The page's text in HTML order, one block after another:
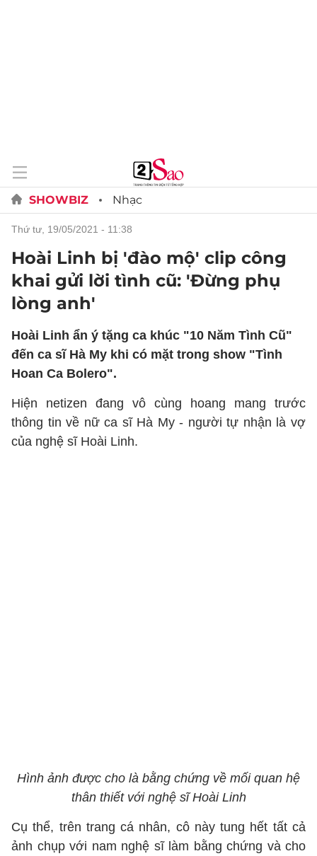
SHOWBIZ Nhạc
thứ tư, 19/05/2021 - 11:38
Hoài Linh bị 'đào mộ' clip công
khai gửi lời tình cũ: 'Đừng phụ
lòng anh'
Hoài Linh ẩn ý tặng ca khúc "10 Năm Tình Cũ"
đến ca sĩ Hà My khi có mặt trong show "Tình
Hoan Ca Bolero".
Hiện netizen đang vô cùng hoang mang trước
thông tin về nữ ca sĩ Hà My - người tự nhận là vợ
của nghệ sĩ Hoài Linh.
Hình ảnh được cho là bằng chứng về mối quan hệ
thân thiết với nghệ sĩ Hoài Linh
Cụ thể, trên trang cá nhân, cô này tung hết tất cả
ảnh chụp với nam nghệ sĩ làm bằng chứng và cho